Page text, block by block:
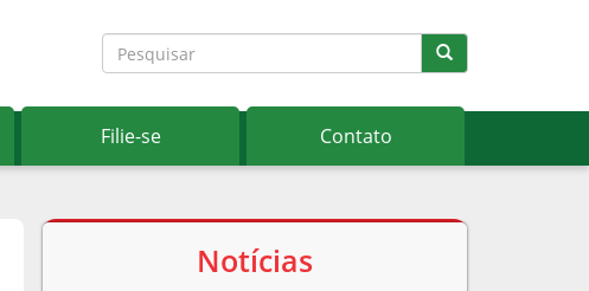
Filie-se Contato
Notícias